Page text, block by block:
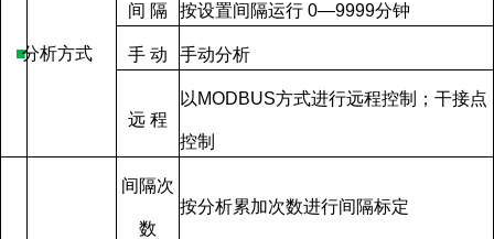
■分析方式
间 隔 按设置间隔运行 0—9999分钟
手 动 手动分析
远 程
以 MODBUS方式进行远程控制；干接点
控制
间隔次
数
按分析累加次数进行间隔标定